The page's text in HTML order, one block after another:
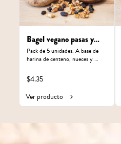
Bagel vegano pasas y
nueces
Pack de 5 unidades. A base de
harina de centeno, nueces y
$4.35
Ver producto